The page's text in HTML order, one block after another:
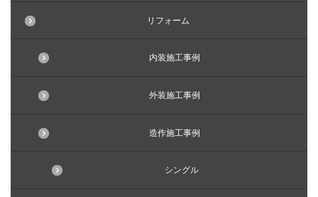
リフォーム
内装施工事例
外装施工事例
造作施工事例
シングル